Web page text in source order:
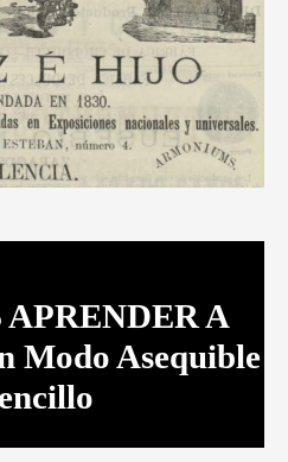
APRENDER A
Modo Asequible